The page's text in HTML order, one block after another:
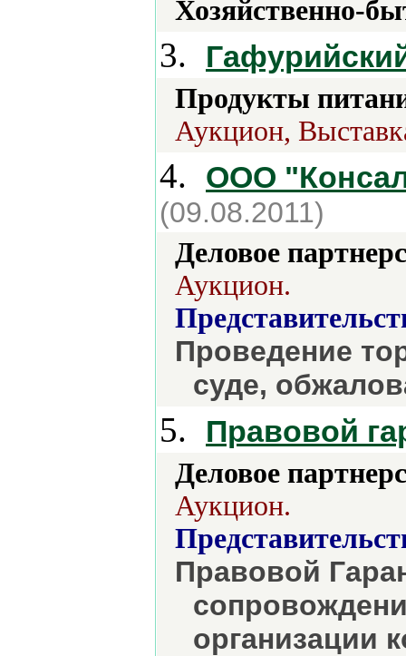
Хозяйственно-
3.
Продукты
Аукцион,
4. ООО
(09.08.2011)
Деловое
Аукцион.
Проведение
суде,
5. Правовой
Деловое
Аукцион.
Правовой
организации